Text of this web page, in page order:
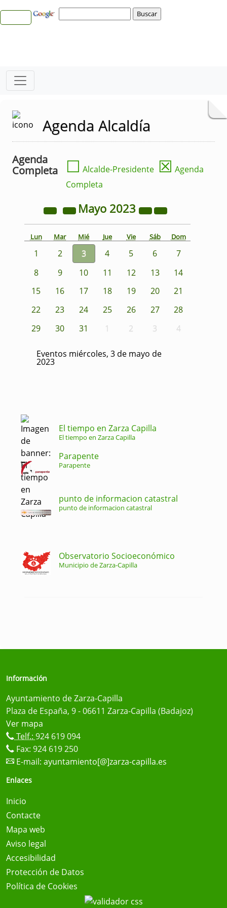
Agenda Alcaldía
Agenda
Completa
☐ Alcalde-Presidente ☒ Agenda
Completa
Mayo 2023
Lun Mar Mié Jue Vie Sáb Dom
1 2 3 4 5 6
7
8
9 10 11 12 13
14
15
16 17 18 19 20
21
22
23 24 25 26 27
28
29
30 31 1 2 3 4
Eventos miércoles, 3 de mayo de
2023
El tiempo en Zarza Capilla
El tiempo en Zarza Capilla
Parapente
Parapente
punto de informacion catastral
punto de informacion catastral
Observatorio Socioeconómico
Municipio de Zarza-Capilla
Información
Ayuntamiento de Zarza-Capilla
Plaza de España, 9 - 06611 Zarza-Capilla (Badajoz)
Ver mapa
Telf.: 924 619 094
Fax: 924 619 250
E-mail: ayuntamiento[@]zarza-capilla.es
Enlaces
Inicio
Contacte
Mapa web
Aviso legal
Accesibilidad
Protección de Datos
Política de Cookies